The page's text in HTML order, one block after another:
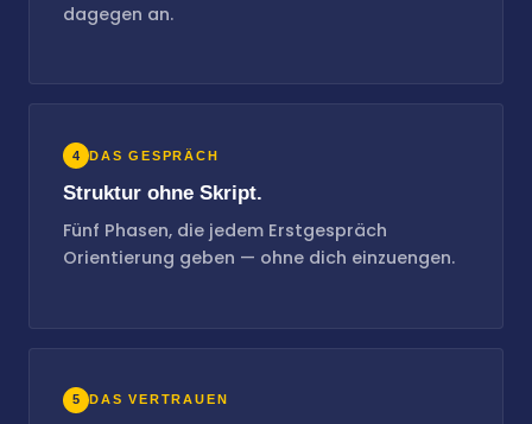
dagegen an.
4 DAS GESPRÄCH
Struktur ohne Skript.
Fünf Phasen, die jedem Erstgespräch
Orientierung geben — ohne dich einzuengen.
5 DAS VERTRAUEN